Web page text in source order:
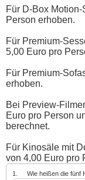
Für D-Box
Person erhoben.
Für Premium-
5,00 Euro pro
Für Premium-
erhoben.
Bei Preview-
Euro pro Person
berechnet.
Für Kinosäle mit
von 4,00 Euro pro
1.
Wie heißen die fünf